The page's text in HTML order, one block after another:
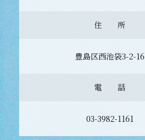
住 所
豊島区西池袋3-2-16
電 話
03-3982-1161